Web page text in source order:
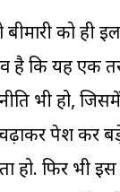
बीमारी को ही
है कि यह एक
भी हो,
पेश कर
हो. फिर भी